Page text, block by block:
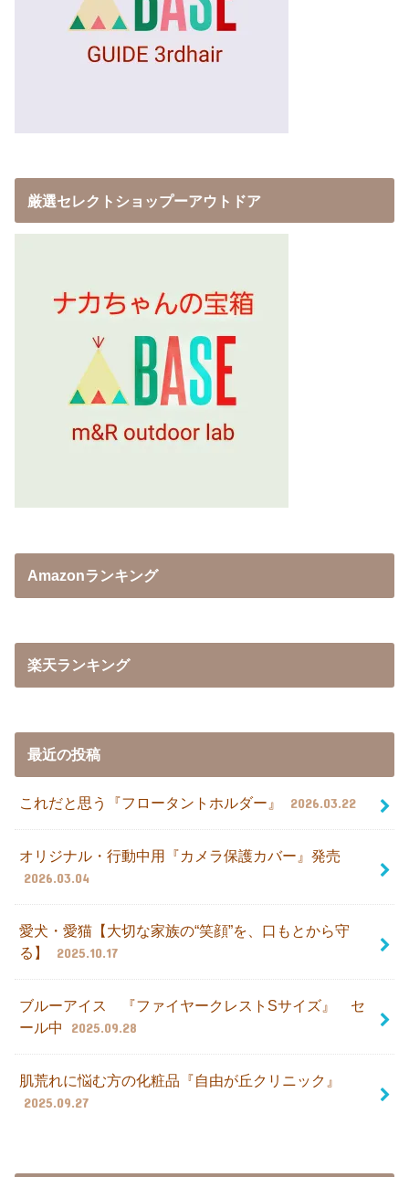
厳選セレクトショップーアウトドア
Amazonランキング
楽天ランキング
最近の投稿
これだと思う『フロータントホルダー』 2026.03.22
オリジナル・行動中用『カメラ保護カバー』発売
2026.03.04
愛犬・愛猫【大切な家族の“笑顔”を、口もとから守
る】
2025.10.17
ブルーアイス 『ファイヤークレストSサイズ』 セ
ール中
2025.09.28
肌荒れに悩む方の化粧品『自由が丘クリニック』
2025.09.27